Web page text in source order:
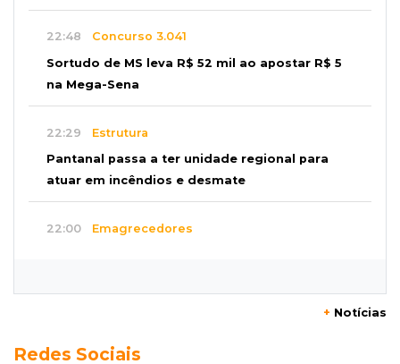
22:48 Concurso 3.041
Sortudo de MS leva R$ 52 mil ao apostar R$ 5
na Mega-Sena
22:29 Estrutura
Pantanal passa a ter unidade regional para
atuar em incêndios e desmate
22:00 Emagrecedores
Granizo danifica telhados e plantações
+ Notícias
Redes Sociais